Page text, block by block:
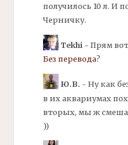
получилось 10 л. И
Черничку.
Tekhi- Прям вот
Без перевода?
Ю.В. - Ну как
в их аквариумах
вторых, мы ж
))